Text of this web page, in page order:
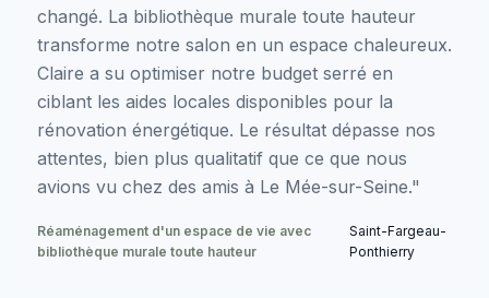
changé. La bibliothèque murale toute hauteur
transforme notre salon en un espace chaleureux.
Claire a su optimiser notre budget serré en
ciblant les aides locales disponibles pour la
rénovation énergétique. Le résultat dépasse nos
attentes, bien plus qualitatif que ce que nous
avions vu chez des amis à Le Mée-sur-Seine."
Réaménagement d'un espace de vie avec
bibliothèque murale toute hauteur
Saint-Fargeau-
Ponthierry